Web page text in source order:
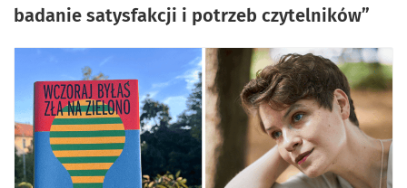
badanie satysfakcji i potrzeb czytelników”